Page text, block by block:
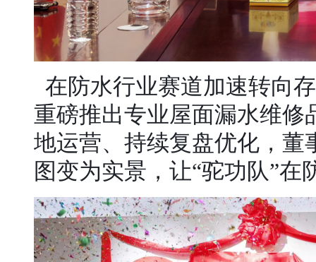
在防水行业赛道加速转向
重磅推出专业屋面漏水维修
地运营、持续复盘优化，董
图变为实景，让“驼功队”在